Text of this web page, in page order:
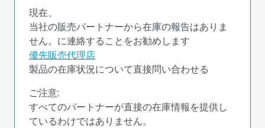
現在、
当社の販売パートナーから在庫の報告はありま
せん。に連絡することをお勧めします
優先販売代理店
製品の在庫状況について直接問い合わせる
ご注意:
すべてのパートナーが直接の在庫情報を提供し
ているわけではありません。